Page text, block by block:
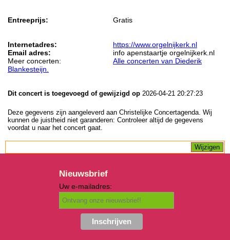
Entreeprijs: Gratis
Internetadres:
https://www.orgelnijkerk.nl
Email adres:
info apenstaartje orgelnijkerk.nl
Meer concerten:
Alle concerten van Diederik
Blankesteijn.
Dit concert is toegevoegd of gewijzigd op 2026-04-21 20:27:23
Deze gegevens zijn aangeleverd aan Christelijke Concertagenda. Wij
kunnen de juistheid niet garanderen: Controleer altijd de gegevens
voordat u naar het concert gaat.
Nieuwsbrief
Uw e-mailadres: